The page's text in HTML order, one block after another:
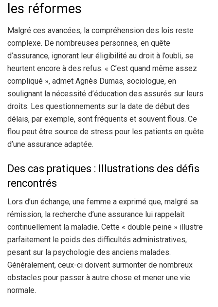
les réformes
Malgré ces avancées, la compréhension des lois reste
complexe. De nombreuses personnes, en quête
d’assurance, ignorant leur éligibilité au droit à l’oubli, se
heurtent encore à des refus. « C’est quand même assez
compliqué », admet Agnès Dumas, sociologue, en
soulignant la nécessité d’éducation des assurés sur leurs
droits. Les questionnements sur la date de début des
délais, par exemple, sont fréquents et souvent flous. Ce
flou peut être source de stress pour les patients en quête
d’une assurance adaptée.
Des cas pratiques : Illustrations des défis
rencontrés
Lors d’un échange, une femme a exprimé que, malgré sa
rémission, la recherche d’une assurance lui rappelait
continuellement la maladie. Cette « double peine » illustre
parfaitement le poids des difficultés administratives,
pesant sur la psychologie des anciens malades.
Généralement, ceux-ci doivent surmonter de nombreux
obstacles pour passer à autre chose et mener une vie
normale.